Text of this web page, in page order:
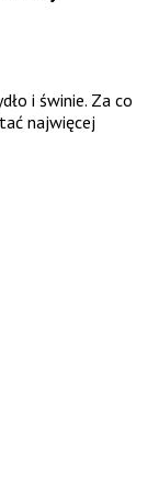
i świnie. Za co
najwięcej